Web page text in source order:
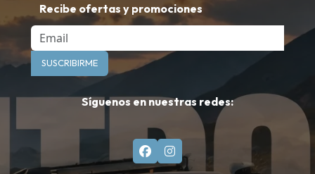
Recibe ofertas y promociones
Email
SUSCRIBIRME
Síguenos en nuestras redes: